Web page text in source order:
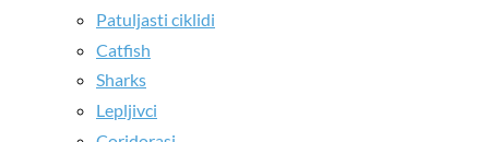
Patuljasti ciklidi
Catfish
Sharks
Lepljivci